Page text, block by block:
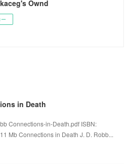
Ownd
in Death
Connections-in-Death.pdf ISBN:
Mb Connections in Death J. D. Robb...